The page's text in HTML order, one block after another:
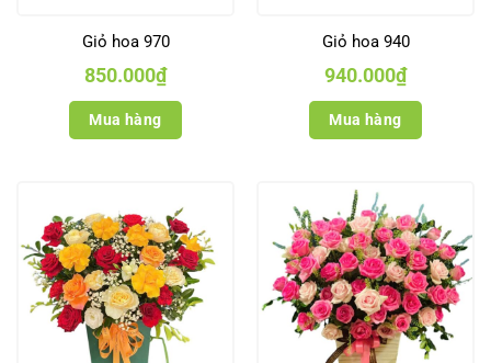
Giỏ hoa 970
850.000₫
Mua hàng
Giỏ hoa 940
940.000₫
Mua hàng